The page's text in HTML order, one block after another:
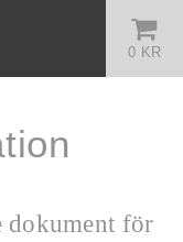
0 KR
dokument för